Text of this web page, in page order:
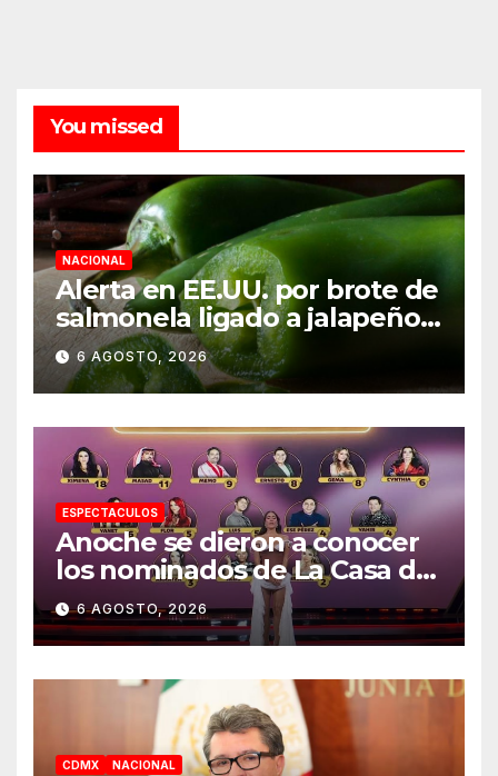
You missed
NACIONAL
Alerta en EE.UU. por brote de
salmonela ligado a jalapeños
mexicanos; reportan 345
casos
6 AGOSTO, 2026
ESPECTACULOS
Anoche se dieron a conocer
los nominados de La Casa de
los Famosos México 2026 en
la segunda semana
6 AGOSTO, 2026
CDMX NACIONAL